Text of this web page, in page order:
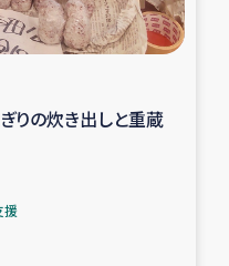
りの炊き出しと重蔵
援